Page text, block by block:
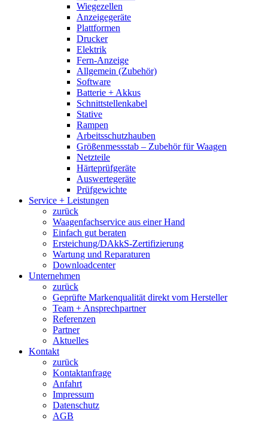
Wiegezellen
Anzeigegeräte
Plattformen
Drucker
Elektrik
Fern-Anzeige
Allgemein (Zubehör)
Software
Batterie + Akkus
Schnittstellenkabel
Stative
Rampen
Arbeitsschutzhauben
Größenmessstab – Zubehör für Waagen
Netzteile
Härteprüfgeräte
Auswertegeräte
Prüfgewichte
Service + Leistungen
zurück
Waagenfachservice aus einer Hand
Einfach gut beraten
Ersteichung/DAkkS-Zertifizierung
Wartung und Reparaturen
Downloadcenter
Unternehmen
zurück
Geprüfte Markenqualität direkt vom Hersteller
Team + Ansprechpartner
Referenzen
Partner
Aktuelles
Kontakt
zurück
Kontaktanfrage
Anfahrt
Impressum
Datenschutz
AGB